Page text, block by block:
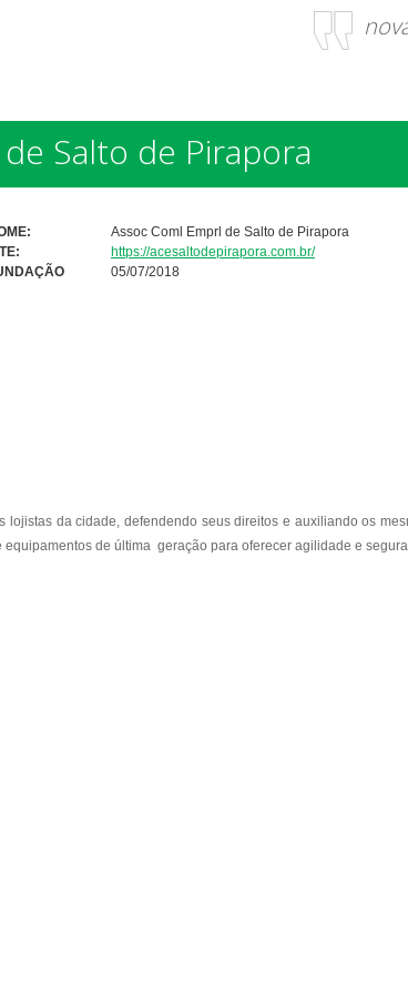
Salto de Pirapora
Assoc Coml Emprl de Salto de Pirapora
https://acesaltodepirapora.com.br/
05/07/2018
da cidade, defendendo seus direitos e auxiliando os
de última geração para oferecer agilidade e